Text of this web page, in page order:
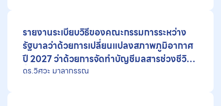
รายงานระเบียบวิธีของคณะกรรมการระหว่าง
รัฐบาลว่าด้วยการเปลี่ยนแปลงสภาพภูมิอากาศ
ปี 2027 ว่าด้วยการจัดทำบัญชีมลสารช่วงชีวิต
สั้นที่ส่งผลกระทบต่อสภาพภูมิอากาศ
ดร.วิศวะ มาลากรรณ